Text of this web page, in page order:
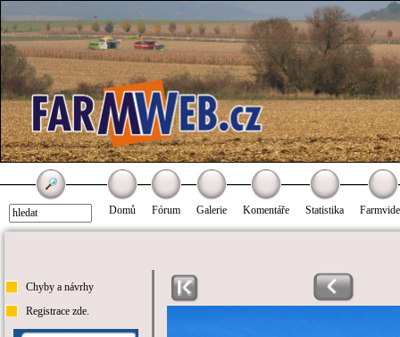
Domů Fórum Galerie Komentáře Statistika
Chyby a návrhy
Registrace zde.